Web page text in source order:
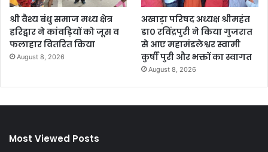
श्री वैश्य बंधु समाज मध्य क्षेत्र
हरिद्वार ने कांवड़ियों को जूस व
फलाहार वितरित किया
August 8, 2026
अखाड़ा परिषद अध्यक्ष श्रीमहंत
डा० रविंद्रपुरी ने किया गुजरात
से आए महामंडलेश्वर स्वामी
कुर्षी पुरी और भक्तों का स्वागत
August 8, 2026
Most Viewed Posts